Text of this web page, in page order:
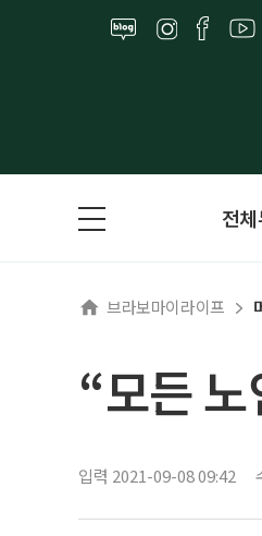
전
브라보마이라이프
“모든
입력 2021-09-08 09:42